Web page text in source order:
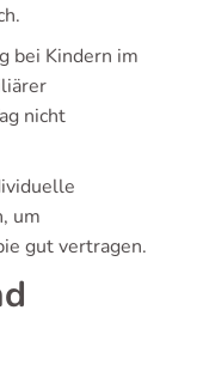
bei Kindern im
nicht
um
gut vertragen.